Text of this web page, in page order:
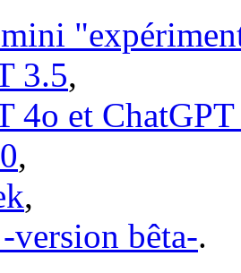
3.5,
4o et
,
,
version bêta-.